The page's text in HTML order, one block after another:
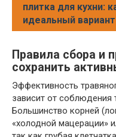
плитка для кухни:
идеальный вариант
Правила сбора и
сохранить
Эффективность
зависит от соблюдения
Большинство корней
«холодной мацерации»